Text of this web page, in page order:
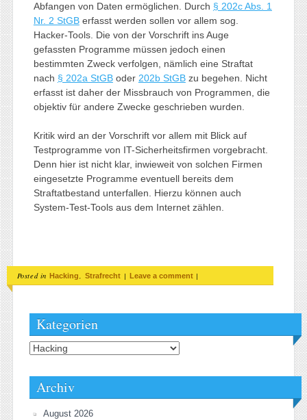
Abfangen von Daten ermöglichen. Durch § 202c Abs. 1
Nr. 2 StGBerfasst werden sollen vor allem sog.
Hacker-Tools. Die von der Vorschrift ins Auge
gefassten Programme müssen jedoch einen
bestimmten Zweck verfolgen, nämlich eine Straftat
nach § 202a StGBoder 202b StGBzu begehen. Nicht
erfasst ist daher der Missbrauch von Programmen, die
objektiv für andere Zwecke geschrieben wurden.
Kritik wird an der Vorschrift vor allem mit Blick auf
Testprogramme von IT-Sicherheitsfirmen vorgebracht.
Denn hier ist nicht klar, inwieweit von solchen Firmen
eingesetzte Programme eventuell bereits dem
Straftatbestand unterfallen. Hierzu können auch
System-Test-Tools aus dem Internet zählen.
Posted in Hacking, Strafrecht | Leave a comment |
Kategorien
Kategorien
Archiv
August 2026